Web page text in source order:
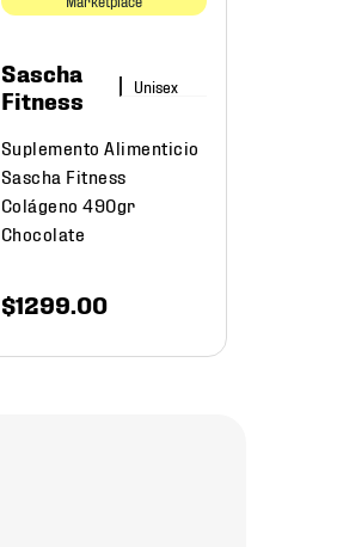
Sascha
Fitness
Suplemento Alimenticio
Sascha Fitness
Colágeno 490gr
Chocolate
$1299.00